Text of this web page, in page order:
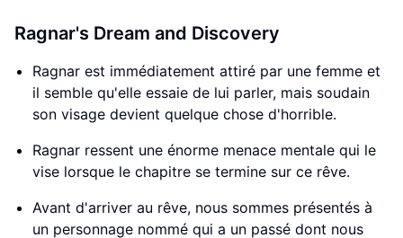
Ragnar's Dream and Discovery
Ragnar est immédiatement attiré par une femme et
il semble qu'elle essaie de lui parler, mais soudain
son visage devient quelque chose d'horrible.
Ragnar ressent une énorme menace mentale qui le
vise lorsque le chapitre se termine sur ce rêve.
Avant d'arriver au rêve, nous sommes présentés à
un personnage nommé qui a un passé dont nous